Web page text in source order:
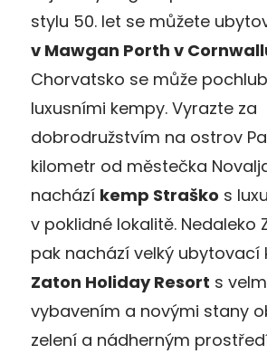
stylu 50. let se můžete
v Mawgan Porth v
Chorvatsko se může
luxusními kempy. Vyrazte za
dobrodružstvím na ostrov
kilometr od městečka
nachází kemp Straško s
v poklidné lokalitě. Nedaleko
pak nachází velký ubytovací
Zaton Holiday Resort s
vybavením a novými stany
zelení a nádherným